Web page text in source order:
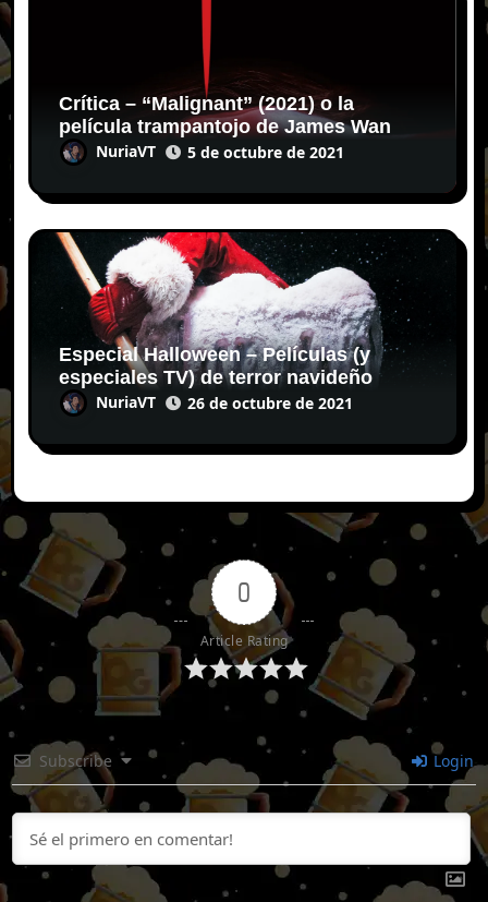
Crítica – “Malignant” (2021) o la
película trampantojo de James Wan
NuriaVT 5 de octubre de 2021
Especial Halloween – Películas (y
especiales TV) de terror navideño
NuriaVT 26 de octubre de 2021
0
Article Rating
Subscribe Login